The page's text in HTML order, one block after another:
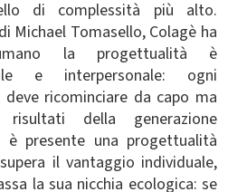
di complessità più alto.
Michael Tomasello, Colagè ha
la progettualità è
e interpersonale: ogni
ricominciare da capo ma
della generazione
è presente una progettualità
il vantaggio individuale,
la sua nicchia ecologica: se